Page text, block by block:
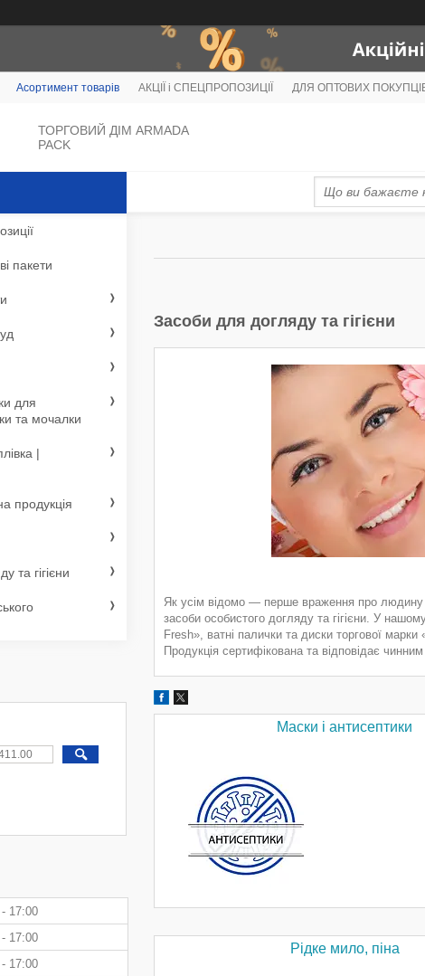
Асортимент товарів АКЦІЇ і СПЕЦПРОПОЗИЦІЇ ДЛЯ ОПТОВИХ
ТОРГОВИЙ ДІМ ARMADA
PACK
Засоби для догляду та гігієни
Як усім відомо — перше враження про людину
засоби особистого догляду та гігієни. У
Fresh», ватні палички та диски торгової
Продукція сертифікована та відповідає
Маски і антисептики
Рідке мило, піна
пакети
для
та мочалки
|
продукція
та гігієни
17:00
17:00
17:00